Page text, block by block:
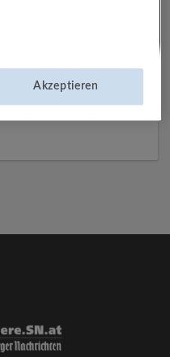
Akzeptieren